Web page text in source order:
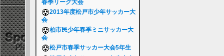
春季リーグ大会
2013年度松戸市少年サッカー大
会
柏市民少年春季ミニサッカー大
会
松戸市春季サッカー大会5年生